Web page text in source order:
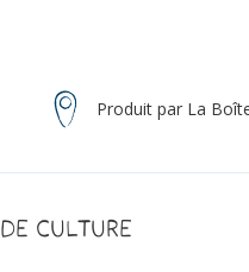
Produit par La
culture